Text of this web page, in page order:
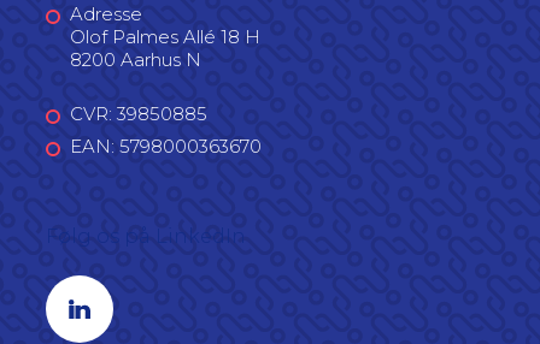
Adresse
Olof Palmes Allé 18 H
8200 Aarhus N
CVR: 39850885
EAN: 5798000363670
Linkedin profil